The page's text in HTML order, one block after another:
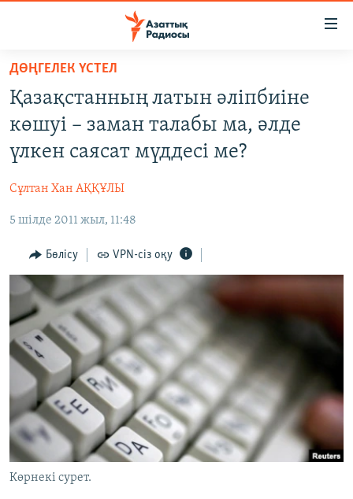
Skip
main
content
main
Navigation
Skip
Search
САЯСАТ
AZATTYQTV
АДАМ ҚҰҚЫҚТАРЫ
ӘЛЕУМЕТ
ӘЛЕМ
АРНАЙЫ ЖОБАЛАР
Русский
ЖАЗЫЛЫҢЫЗ
Басқа тілдерде
ДӨҢГЕЛЕК ҮСТЕЛ
Қазақстанның латын әліпбиіне
көшуі – заман талабы ма, әлде
үлкен саясат мүддесі ме?
Сұлтан Хан АҚҚҰЛЫ
5 шілде 2011 жыл, 11:48
Бөлісу VPN-сіз оқу
Көрнекі сурет.